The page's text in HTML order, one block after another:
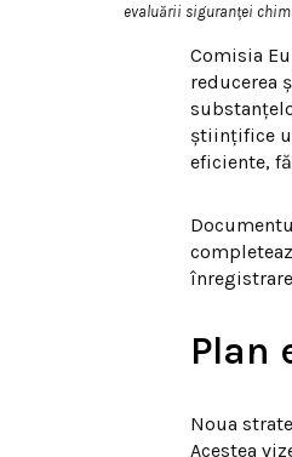
evaluării siguranței
Comisia
reducerea
științifice
eficiente,
Plan
Noua
Acestea